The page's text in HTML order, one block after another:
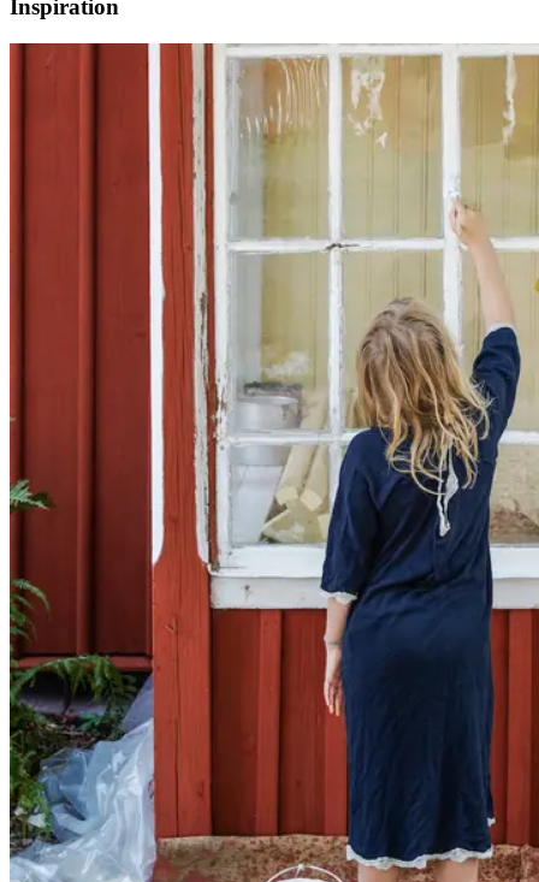
Inspiration